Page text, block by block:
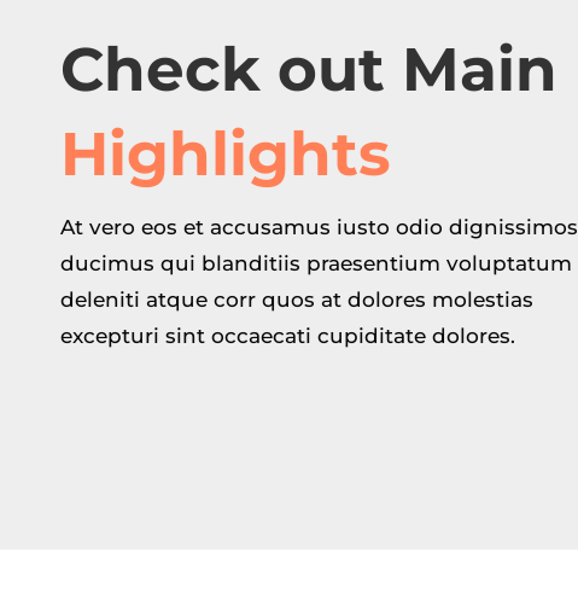
Check out Main
Highlights
At vero eos et accusamus iusto odio dignissimos
ducimus qui blanditiis praesentium voluptatum
deleniti atque corr quos at dolores molestias
excepturi sint occaecati cupiditate dolores.